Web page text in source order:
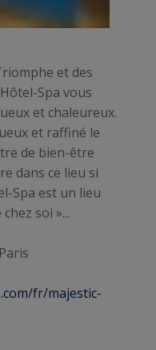
et des
Spa vous
et chaleureux.
et raffiné le
de bien-être
dans ce lieu si
Spa est un lieu
soi »...
fr/majestic-